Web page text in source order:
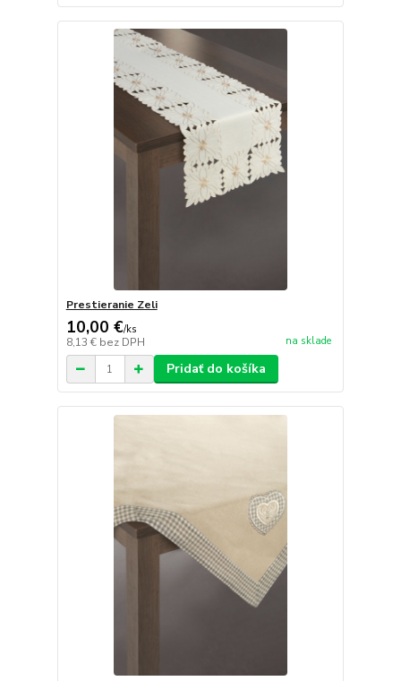
Prestieranie Zeli
10,00 €/ks
8,13 € bez DPH na sklade
Pridať do košíka